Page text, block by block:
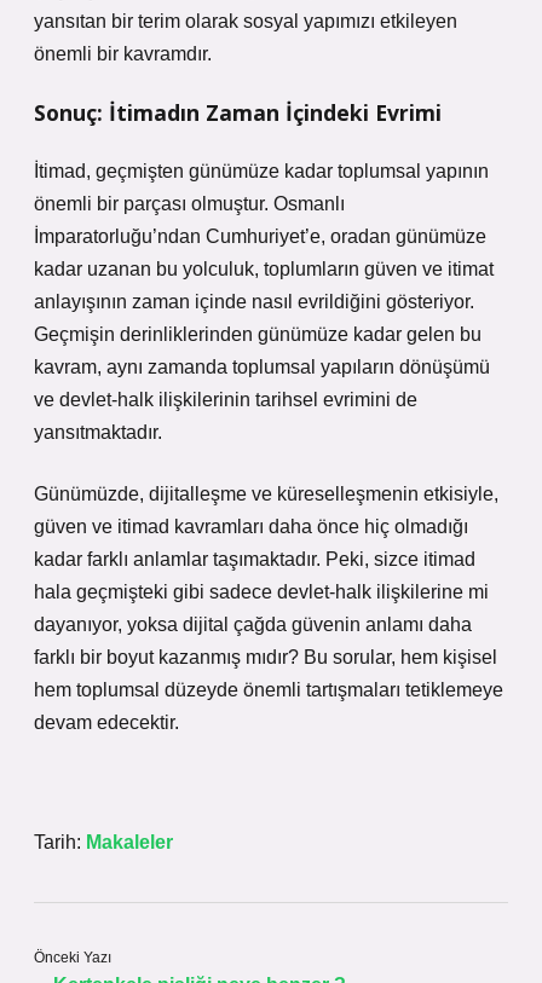
yansıtan bir terim olarak sosyal yapımızı etkileyen
önemli bir kavramdır.
Sonuç: İtimadın Zaman İçindeki Evrimi
İtimad, geçmişten günümüze kadar toplumsal yapının
önemli bir parçası olmuştur. Osmanlı
İmparatorluğu’ndan Cumhuriyet’e, oradan günümüze
kadar uzanan bu yolculuk, toplumların güven ve itimat
anlayışının zaman içinde nasıl evrildiğini gösteriyor.
Geçmişin derinliklerinden günümüze kadar gelen bu
kavram, aynı zamanda toplumsal yapıların dönüşümü
ve devlet-halk ilişkilerinin tarihsel evrimini de
yansıtmaktadır.
Günümüzde, dijitalleşme ve küreselleşmenin etkisiyle,
güven ve itimad kavramları daha önce hiç olmadığı
kadar farklı anlamlar taşımaktadır. Peki, sizce itimad
hala geçmişteki gibi sadece devlet-halk ilişkilerine mi
dayanıyor, yoksa dijital çağda güvenin anlamı daha
farklı bir boyut kazanmış mıdır? Bu sorular, hem kişisel
hem toplumsal düzeyde önemli tartışmaları tetiklemeye
devam edecektir.
Tarih: Makaleler
Önceki Yazı